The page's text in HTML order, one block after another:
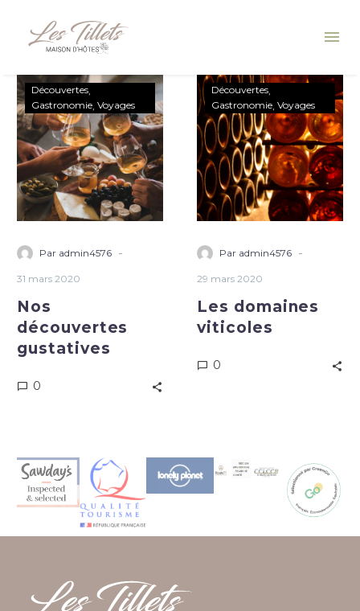
Découvertes
Gastronomie Voyages
Par admin4576 -
31 mars 2020
Nos
découvertes
gustatives
0
Découvertes
Gastronomie Voyages
Par admin4576 -
29 mars 2020
Les domaines
viticoles
0